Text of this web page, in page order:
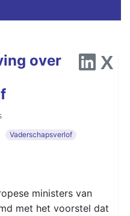
over
Vaderschapsverlof
ministers van
met het voorstel dat